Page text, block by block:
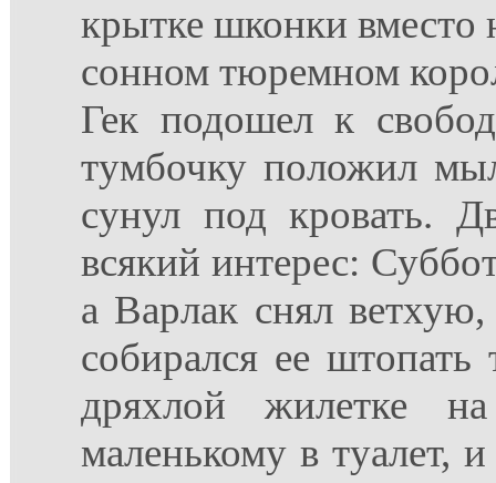
крытке шконки вместо
сонном тюремном
Гек подошел к
тумбочку положил
сунул под кровать.
всякий интерес:
а Варлак снял
собирался ее
дряхлой жилетке
маленькому в